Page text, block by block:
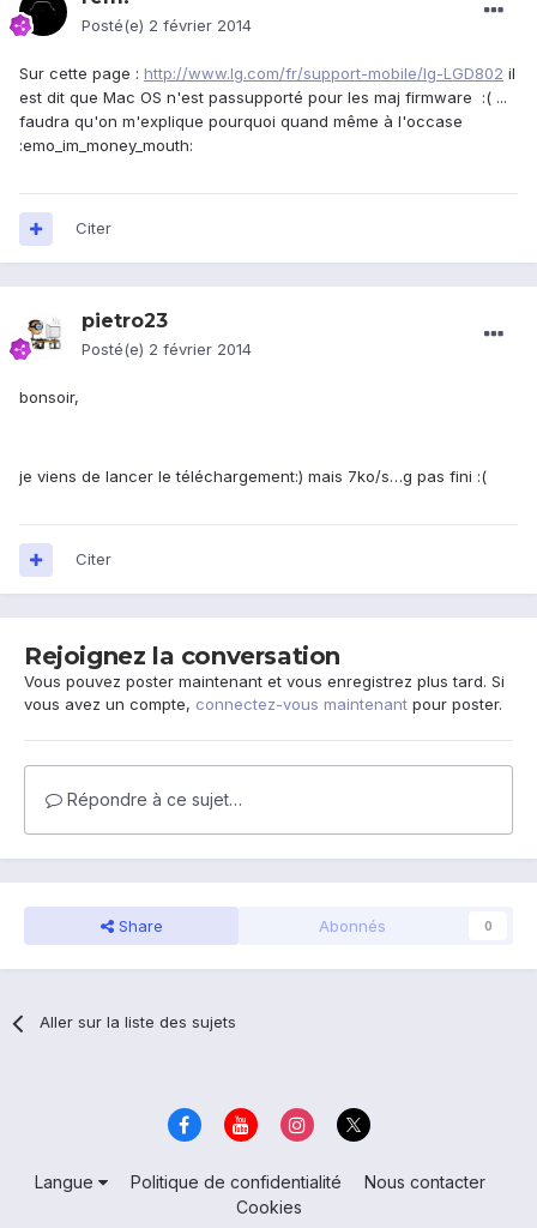
Posté(e) 2 février 2014
Sur cette page : http://www.lg.com/fr/support-mobile/lg-LGD802 il
est dit que Mac OS n'est passupporté pour les maj firmware :( ...
faudra qu'on m'explique pourquoi quand même à l'occase
:emo_im_money_mouth:
Citer
pietro23
Posté(e) 2 février 2014
bonsoir,
je viens de lancer le téléchargement:) mais 7ko/s…g pas fini :(
Citer
Rejoignez la conversation
Vous pouvez poster maintenant et vous enregistrez plus tard. Si
vous avez un compte, connectez-vous maintenant pour poster.
Répondre à ce sujet…
Share Abonnés 0
Aller sur la liste des sujets
Langue Politique de confidentialité
Nous contacter
Cookies